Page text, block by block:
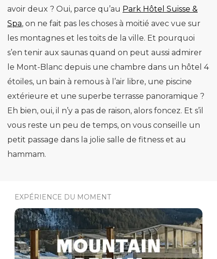
avoir deux ? Oui, parce qu’au Park Hôtel Suisse &
Spa, on ne fait pas les choses à moitié avec vue sur
les montagnes et les toits de la ville. Et pourquoi
s’en tenir aux saunas quand on peut aussi admirer
le Mont-Blanc depuis une chambre dans un hôtel 4
étoiles, un bain à remous à l’air libre, une piscine
extérieure et une superbe terrasse panoramique ?
Eh bien, oui, il n’y a pas de raison, alors foncez. Et s’il
vous reste un peu de temps, on vous conseille un
petit passage dans la jolie salle de fitness et au
hammam.
EXPÉRIENCE DU MOMENT